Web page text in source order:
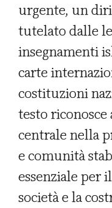
urgente, un
tutelato dalle
insegnamenti
carte
costituzioni
testo
centrale nella
e comunità
essenziale per
società e la